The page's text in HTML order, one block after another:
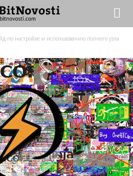
по настройке и использованию полного узла